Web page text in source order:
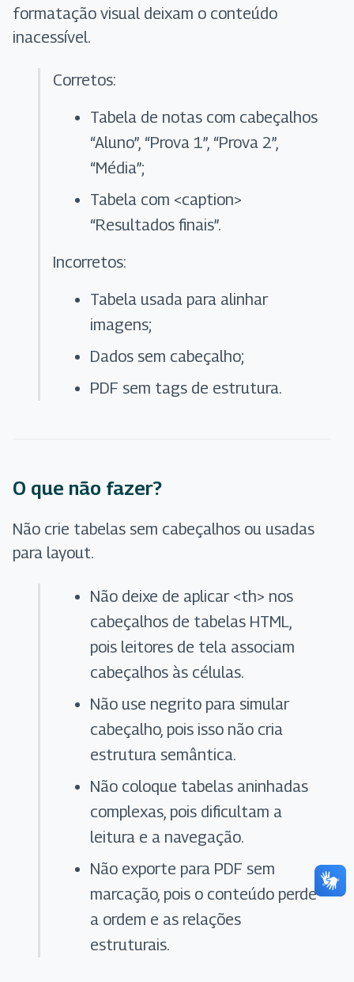
formatação visual deixam o conteúdo
inacessível.
Corretos:
Tabela de notas com cabeçalhos
“Aluno”, “Prova 1”, “Prova 2”,
“Média”;
Tabela com <caption>
“Resultados finais”.
Incorretos:
Tabela usada para alinhar
imagens;
Dados sem cabeçalho;
PDF sem tags de estrutura.
O que não fazer?
Não crie tabelas sem cabeçalhos ou usadas
para layout.
Não deixe de aplicar <th> nos
cabeçalhos de tabelas HTML,
pois leitores de tela associam
cabeçalhos às células.
Não use negrito para simular
cabeçalho, pois isso não cria
estrutura semântica.
Não coloque tabelas aninhadas
complexas, pois dificultam a
leitura e a navegação.
Não exporte para PDF sem
marcação, pois o conteúdo perde
a ordem e as relações
estruturais.